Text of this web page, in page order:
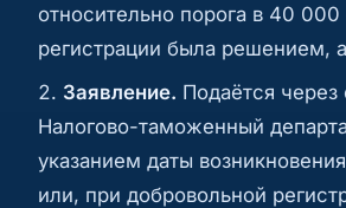
относительно порога в 40
регистрации была решением,
Заявление. Подаётся через
Налогово-таможенный
указанием даты
или, при добровольной